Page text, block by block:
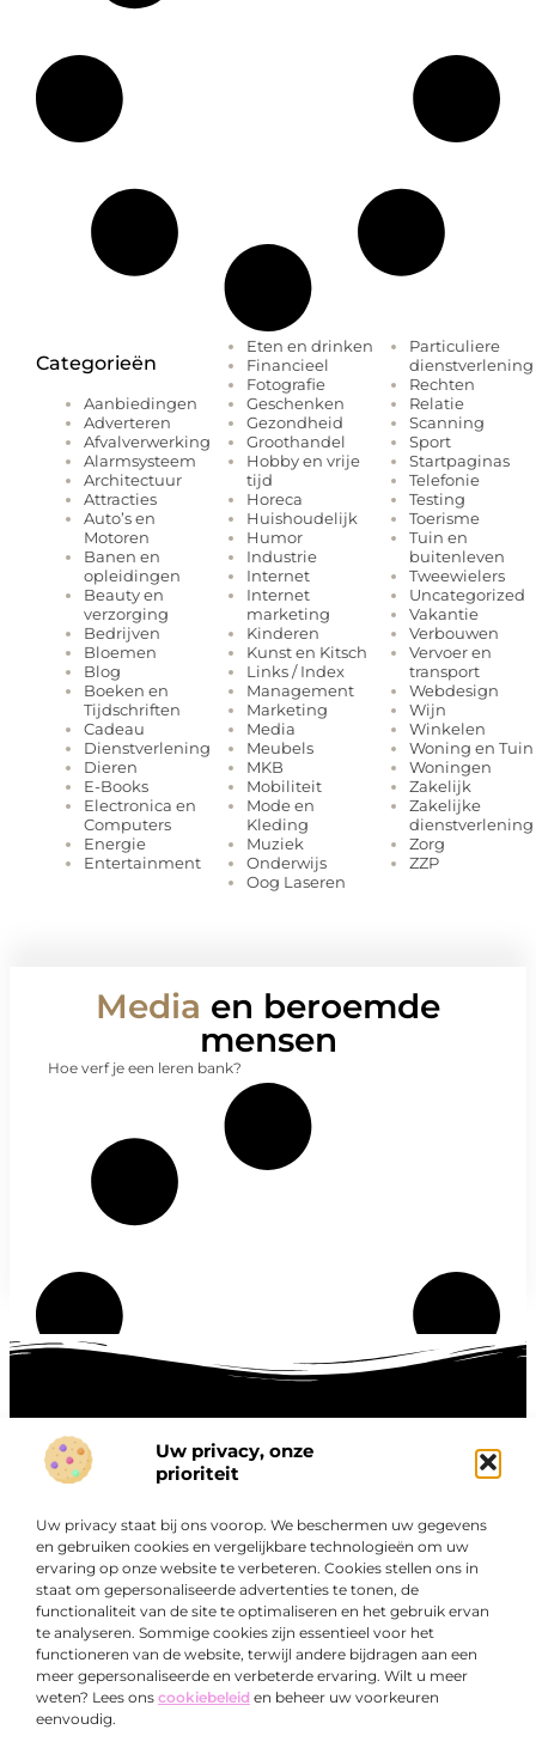
Uw privacy, onze
prioriteit
Uw privacy staat bij ons voorop. We beschermen uw gegevens
en gebruiken cookies en vergelijkbare technologieën om uw
ervaring op onze website te verbeteren. Cookies stellen ons in
staat om gepersonaliseerde advertenties te tonen, de
functionaliteit van de site te optimaliseren en het gebruik ervan
te analyseren. Sommige cookies zijn essentieel voor het
functioneren van de website, terwijl andere bijdragen aan een
meer gepersonaliseerde en verbeterde ervaring. Wilt u meer
weten? Lees ons cookiebeleid en beheer uw voorkeuren
eenvoudig.
Categorieën
Aanbiedingen
Adverteren
Afvalverwerking
Alarmsysteem
Architectuur
Attracties
Auto’s en
Motoren
Banen en
opleidingen
Beauty en
verzorging
Bedrijven
Bloemen
Blog
Boeken en
Tijdschriften
Cadeau
Dienstverlening
Dieren
E-Books
Electronica en
Computers
Energie
Entertainment
Eten en drinken
Financieel
Fotografie
Geschenken
Gezondheid
Groothandel
Hobby en vrije
tijd
Horeca
Huishoudelijk
Humor
Industrie
Internet
Internet
marketing
Kinderen
Kunst en Kitsch
Links / Index
Management
Marketing
Media
Meubels
MKB
Mobiliteit
Mode en
Kleding
Muziek
Onderwijs
Oog Laseren
Particuliere
dienstverlening
Rechten
Relatie
Scanning
Sport
Startpaginas
Telefonie
Testing
Toerisme
Tuin en
buitenleven
Tweewielers
Uncategorized
Vakantie
Verbouwen
Vervoer en
transport
Webdesign
Wijn
Winkelen
Woning en Tuin
Woningen
Zakelijk
Zakelijke
dienstverlening
Zorg
ZZP
Media en beroemde
mensen
Hoe verf je een leren bank?
Over
Bedrijf
“Ontdek een wereld van boeiende blogs en artikelen die
je zowel inspireren als informeren.”
Bij Exclusiefbedrijf.nl draait alles om het leveren van
kwalitatieve inzichten en verhalen die jouw dagelijks leven
verrijken en je uitdagen om verder te denken.
Onze informatie